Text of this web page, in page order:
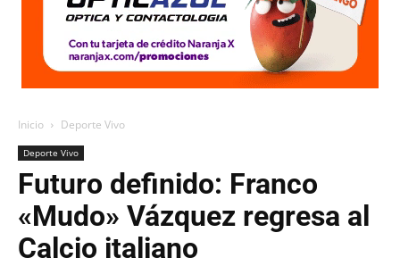
Inicio Deporte Vivo
Deporte Vivo
Futuro definido: Franco
«Mudo» Vázquez regresa al
Calcio italiano